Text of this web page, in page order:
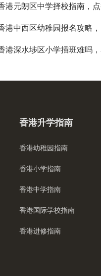
港元朗区中学择校指南，
港中西区幼稚园报名攻略，
港深水埗区小学插班难吗，看完
香港升学指南
香港幼稚园指南
香港小学指南
香港中学指南
香港国际学校指南
香港进修指南